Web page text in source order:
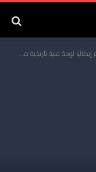
فنية تاريخية مسروقة من كنيسة في مدينة مودينا.